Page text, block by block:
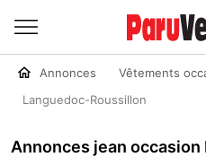
Annonces Vêtements
Languedoc-Roussillon
Annonces jean